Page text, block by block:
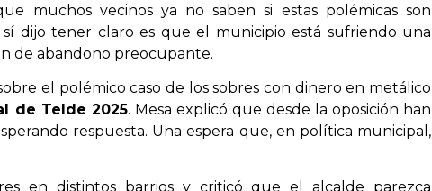
muchos vecinos ya no saben si estas polémicas son
dijo tener claro es que el municipio está sufriendo una
de abandono preocupante.
el polémico caso de los sobres con dinero en metálico
de Telde 2025. Mesa explicó que desde la oposición han
respuesta. Una espera que, en política municipal,
en distintos barrios y criticó que el alcalde parezca